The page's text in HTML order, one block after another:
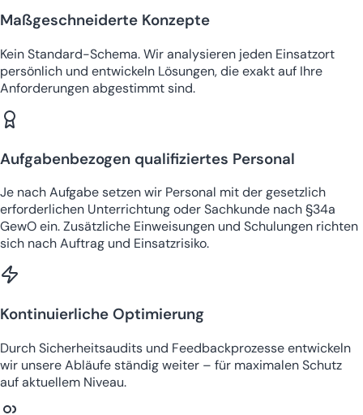
Maßgeschneiderte Konzepte
Kein Standard-Schema. Wir analysieren jeden Einsatzort
persönlich und entwickeln Lösungen, die exakt auf Ihre
Anforderungen abgestimmt sind.
Aufgabenbezogen qualifiziertes Personal
Je nach Aufgabe setzen wir Personal mit der gesetzlich
erforderlichen Unterrichtung oder Sachkunde nach §34a
GewO ein. Zusätzliche Einweisungen und Schulungen richten
sich nach Auftrag und Einsatzrisiko.
Kontinuierliche Optimierung
Durch Sicherheitsaudits und Feedbackprozesse entwickeln
wir unsere Abläufe ständig weiter – für maximalen Schutz
auf aktuellem Niveau.